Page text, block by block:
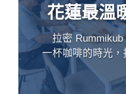
花蓮最溫
拉密 Rummikub
一杯咖啡的時光